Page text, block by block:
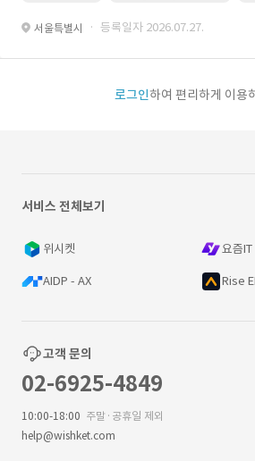
서울특별시 · 등록일자 2026.07.27.
로그인하여 편리하게 이용
서비스 전체보기
위시켓 요즘IT
AIDP - AX Rise
고객 문의
02-6925-4849
10:00-18:00 주말·공휴일 제외
help@wishket.com